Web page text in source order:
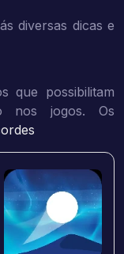
diversas dicas e
que possibilitam
nos jogos. Os